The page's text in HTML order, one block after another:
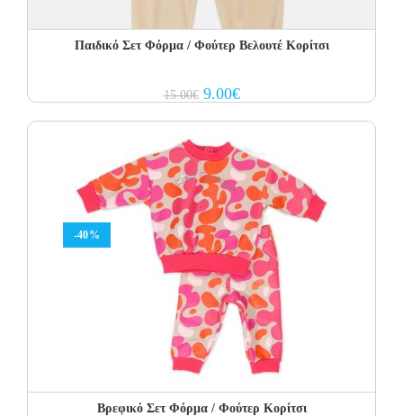
Παιδικό Σετ Φόρμα / Φούτερ Βελουτέ Κορίτσι
15.00€ Original
price
9.00€Current
price
-40%
Βρεφικό Σετ Φόρμα / Φούτερ Κορίτσι